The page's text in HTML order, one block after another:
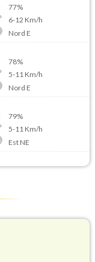
77%
6-12 Km/h
Nord E
78%
5-11Km/h
Nord E
79%
5-11Km/h
Est NE